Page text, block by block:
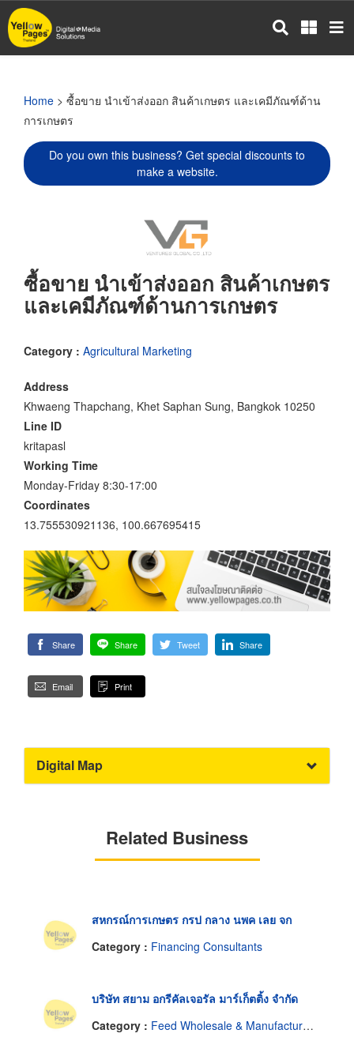
Skip
to
main
Home > ซื้อขาย นำเข้าส่งออก สินค้าเกษตร และเคมีภัณฑ์ด้าน
การเกษตร
Do you own this business? Get special discounts to
make a website.
ซื้อขาย นำเข้าส่งออก สินค้าเกษตร
และเคมีภัณฑ์ด้านการเกษตร
Category : Agricultural Marketing
Address
Khwaeng Thapchang, Khet Saphan Sung, Bangkok 10250
Line ID
kritapasl
Working Time
Monday-Friday 8:30-17:00
Coordinates
13.755530921136, 100.667695415
Share Share Tweet Share
Email Print
Digital Map
Related Business
สหกรณ์การเกษตร กรป กลาง นพค เลย จก
Category : Financing Consultants
บริษัท สยาม อกรีคัลเจอรัล มาร์เก็ตติ้ง จำกัด
Category : Feed Wholesale & Manufacturers